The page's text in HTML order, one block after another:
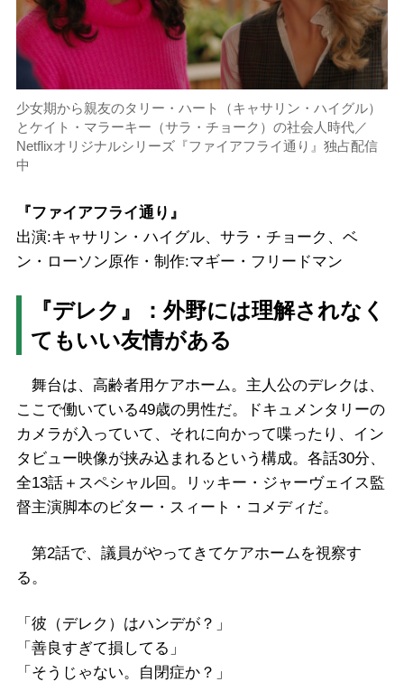
少女期から親友のタリー・ハート（キャサリン・ハイグル）
とケイト・マラーキー（サラ・チョーク）の社会人時代／
Netflixオリジナルシリーズ『ファイアフライ通り』独占配信
中
『ファイアフライ通り』
出演:キャサリン・ハイグル、サラ・チョーク、ベ
ン・ローソン原作・制作:マギー・フリードマン
『デレク』：外野には理解されなく
てもいい友情がある
舞台は、高齢者用ケアホーム。主人公のデレクは、
ここで働いている49歳の男性だ。ドキュメンタリーの
カメラが入っていて、それに向かって喋ったり、イン
タビュー映像が挟み込まれるという構成。各話30分、
全13話＋スペシャル回。リッキー・ジャーヴェイス監
督主演脚本のビター・スィート・コメディだ。
第2話で、議員がやってきてケアホームを視察す
る。
「彼（デレク）はハンデが？」
「善良すぎて損してる」
「そうじゃない。自閉症か？」